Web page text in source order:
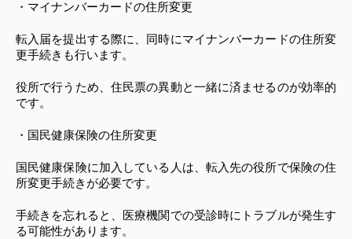
・マイナンバーカードの住所変更
転入届を提出する際に、同時にマイナンバーカードの住所変
更手続きも行います。
役所で行うため、住民票の異動と一緒に済ませるのが効率的
です。
・国民健康保険の住所変更
国民健康保険に加入している人は、転入先の役所で保険の住
所変更手続きが必要です。
手続きを忘れると、医療機関での受診時にトラブルが発生す
る可能性があります。